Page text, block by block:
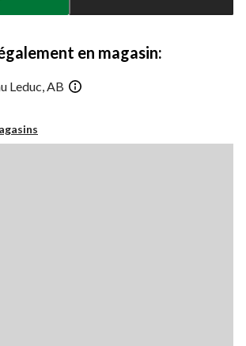
en magasin:
Leduc, AB